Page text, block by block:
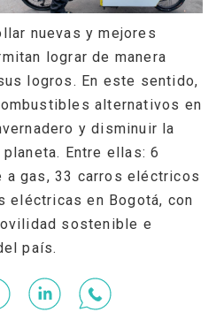
nuevas y mejores
lograr de manera
logros. En este sentido,
alternativos en
y disminuir la
Entre ellas: 6
a gas, 33 carros eléctricos
eléctricas en Bogotá, con
sostenible e
país.
LinkedInWhatsApp